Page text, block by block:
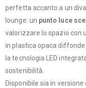
perfetta accanto a un
lounge: un punto luce
valorizzare lo spazio con
in plastica opaca
la tecnologia LED
sostenibilità.
Disponibile sia in